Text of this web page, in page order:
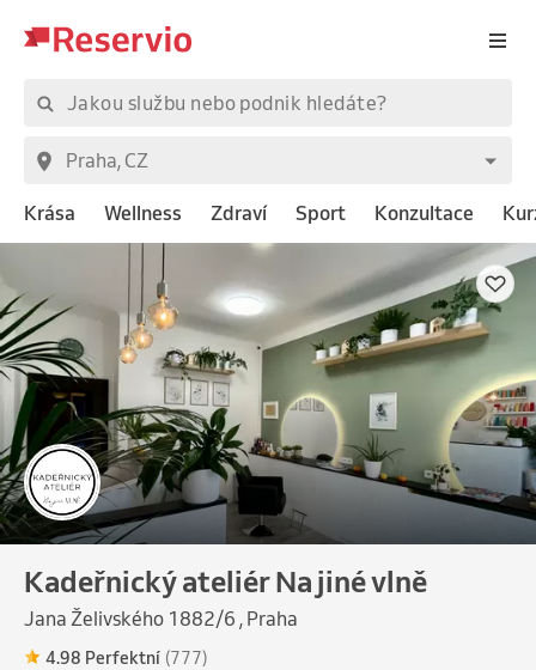
Krása Wellness Zdraví Sport Konzultace
Kadeřnický ateliér Na jiné vlně
Jana Želivského 1882/6 , Praha
4.98 Perfektní (777)